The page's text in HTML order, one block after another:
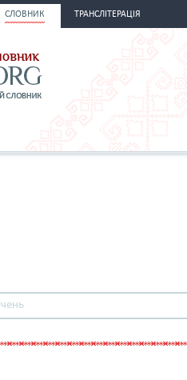
СЛОВНИК ТРАНСЛІТЕРАЦІЯ